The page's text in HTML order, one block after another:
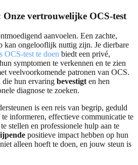
Onze vertrouwelijke OCS-test
aanvoelen. Een zachte,
kan ongelooflijk nuttig zijn. Je dierbare
OCS-test te doen biedt een privé,
symptomen te verkennen en te zien
veelvoorkomende patronen van OCS.
die hun ervaring bevestigt en hen
diagnose te zoeken.
is een reis van begrip, geduld
informeren, effectieve communicatie te
stellen en professionele hulp aan te
positieve impact hebben op hun
alleen hoeft te doen, en jouw steun is